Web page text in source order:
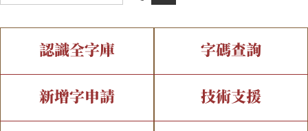
認識全字庫
全字庫介紹 全字庫現況
字碼查詢
IDS查詢 部件查詢
新增字申請 技術支援